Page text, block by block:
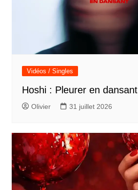
Vidéos / Singles
Hoshi : Pleurer en dansant
Olivier 31 juillet 2026